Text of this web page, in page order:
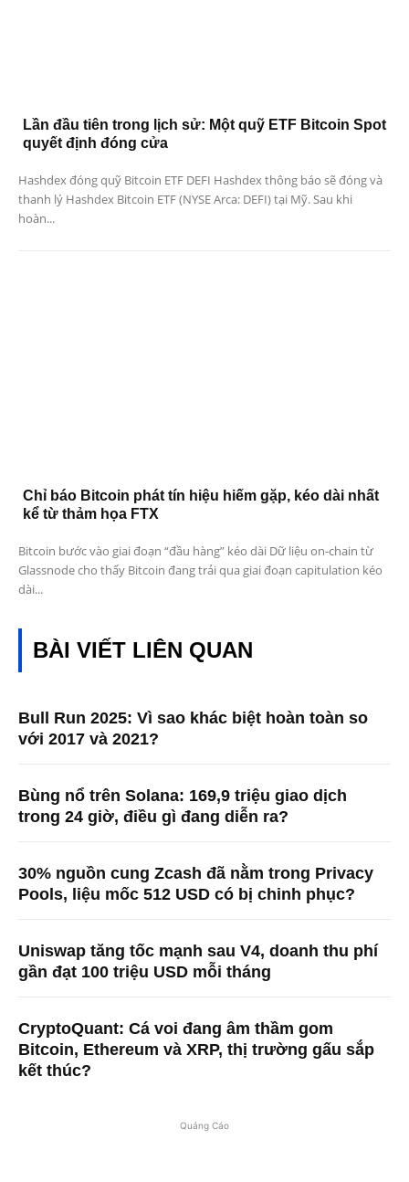
Lần đầu tiên trong lịch sử: Một quỹ ETF Bitcoin Spot
quyết định đóng cửa
Hashdex đóng quỹ Bitcoin ETF DEFI Hashdex thông báo sẽ đóng và
thanh lý Hashdex Bitcoin ETF (NYSE Arca: DEFI) tại Mỹ. Sau khi
hoàn...
Chỉ báo Bitcoin phát tín hiệu hiếm gặp, kéo dài nhất
kể từ thảm họa FTX
Bitcoin bước vào giai đoạn “đầu hàng” kéo dài Dữ liệu on-chain từ
Glassnode cho thấy Bitcoin đang trải qua giai đoạn capitulation kéo
dài...
BÀI VIẾT LIÊN QUAN
Bull Run 2025: Vì sao khác biệt hoàn toàn so
với 2017 và 2021?
Bùng nổ trên Solana: 169,9 triệu giao dịch
trong 24 giờ, điều gì đang diễn ra?
30% nguồn cung Zcash đã nằm trong Privacy
Pools, liệu mốc 512 USD có bị chinh phục?
Uniswap tăng tốc mạnh sau V4, doanh thu phí
gần đạt 100 triệu USD mỗi tháng
CryptoQuant: Cá voi đang âm thầm gom
Bitcoin, Ethereum và XRP, thị trường gấu sắp
kết thúc?
Quảng Cáo